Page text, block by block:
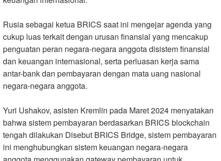
Rusia sebagai ketua BRICS saat ini mengejar agenda yang
cukup luas terkait dengan urusan finansial yang mencakup
penguatan peran negara-negara anggota disistem finansial
dan keuangan internasional, serta perluasan kerja sama
antar-bank dan pembayaran dengan mata uang nasional
negara-negara anggota.
Yuri Ushakov, asisten Kremlin pada Maret 2024 menyatakan
bahwa sistem pembayaran berdasarkan BRICS blockchain
tengah dilakukan Disebut BRICS Bridge, sistem pembayaran
ini menghubungkan sistem keuangan negara-negara